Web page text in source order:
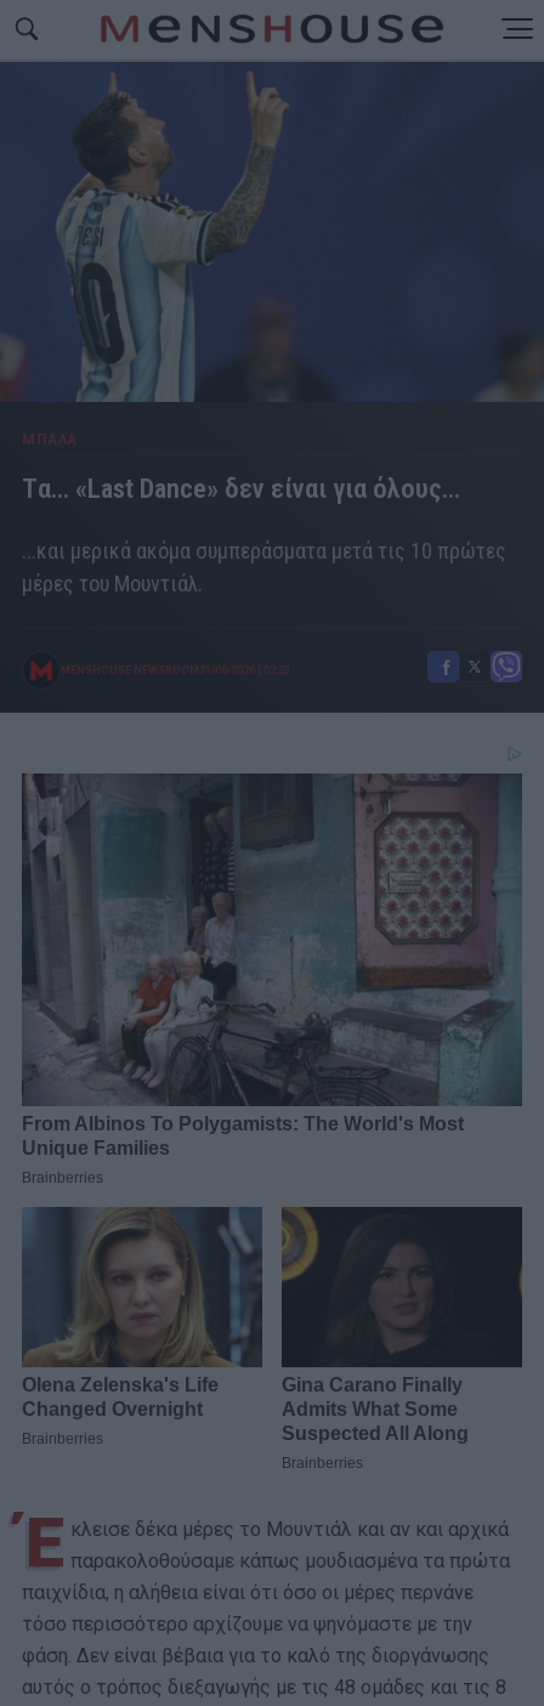
ΜΠΑΛΑ
Tα... «Last Dance» δεν είναι για όλους...
...και μερικά ακόμα συμπεράσματα μετά τις 10 πρώτες
μέρες του Μουντιάλ.
MENSHOUSE NEWSROOM 21/06/2026 02:23
Έ κλεισε δέκα μέρες το Μουντιάλ και αν και αρχικά
παρακολοθούσαμε κάπως μουδιασμένα τα πρώτα
παιχνίδια, η αλήθεια είναι ότι όσο οι μέρες περνάνε
τόσο περισσότερο αρχίζουμε να ψηνόμαστε με την
φάση. Δεν είναι βέβαια για το καλό της διοργάνωσης
αυτός ο τρόπος διεξαγωγής με τις 48 ομάδες και τις 8